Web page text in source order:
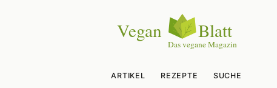
ARTIKEL REZEPTE SUCHE